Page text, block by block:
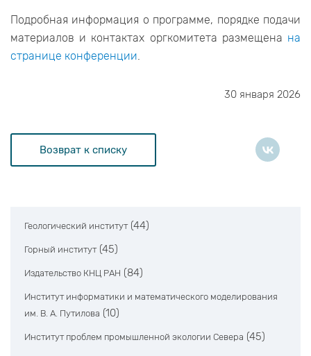
Подробная информация о программе, порядке подачи
материалов и контактах оргкомитета размещена на
странице конференции.
30 января 2026
Возврат к списку
Геологический институт (44)
Горный институт (45)
Издательство КНЦ РАН (84)
Институт информатики и математического моделирования
им. В. А. Путилова (10)
Институт проблем промышленной экологии Севера (45)